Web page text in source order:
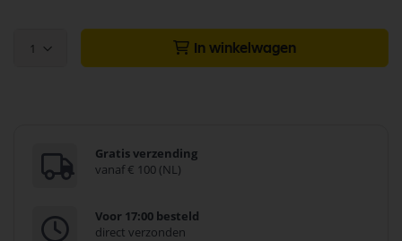
1 In winkelwagen
Gratis verzending
vanaf € 100 (NL)
Voor 17:00 besteld
direct verzonden